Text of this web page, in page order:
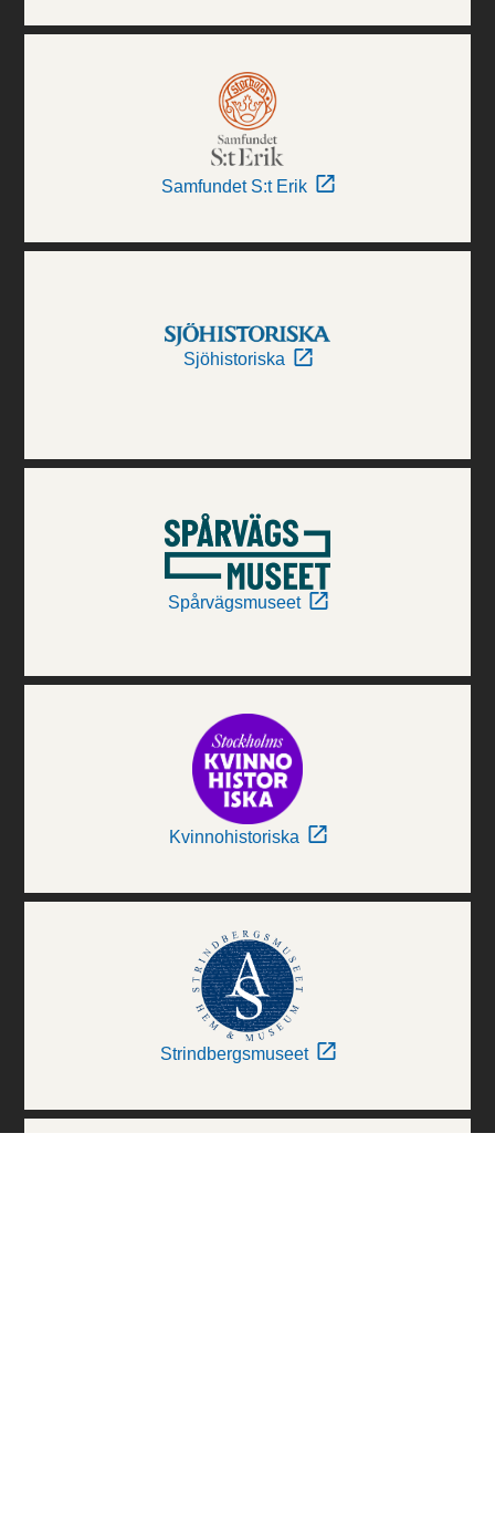
Samfundet S:t Erik
Sjöhistoriska
Spårvägsmuseet
Kvinnohistoriska
Strindbergsmuseet